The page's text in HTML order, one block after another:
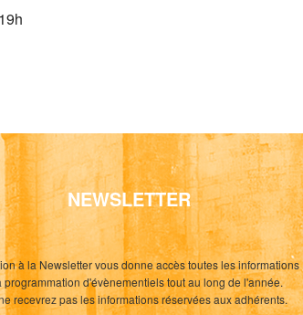
NEWSLETTER
à la Newsletter vous donne accès toutes les informations
programmation d'évènementiels tout au long de l'année.
recevrez pas les informations réservées aux adhérents.